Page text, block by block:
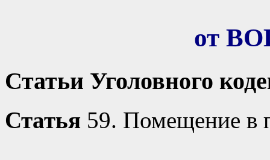
от
Статьи Уголовного
Статья 59. Помещение в